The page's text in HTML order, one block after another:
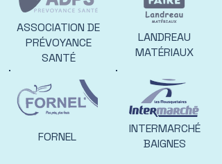
ASSOCIATION DE
PRÉVOYANCE
SANTÉ
LANDREAU
MATÉRIAUX
FORNEL
INTERMARCHÉ
BAIGNES